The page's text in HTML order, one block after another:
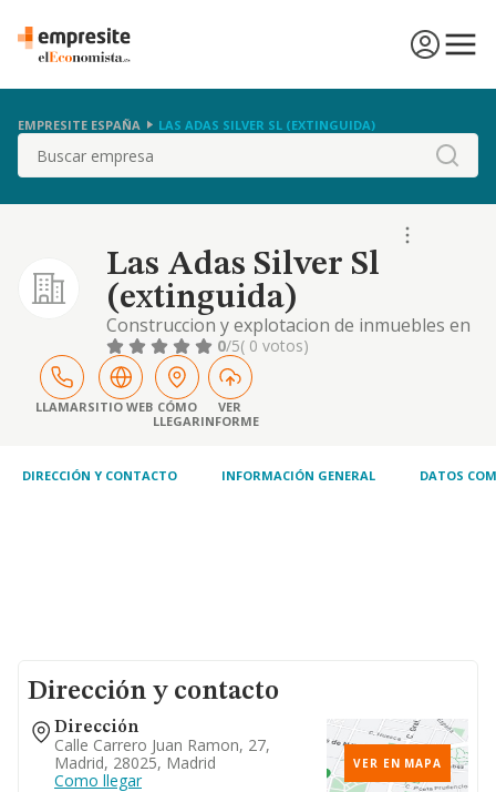
EMPRESITE ESPAÑA LAS ADAS SILVER SL (EXTINGUIDA)
Buscar
Las Adas Silver Sl
(extinguida)
Construccion y explotacion de inmuebles en
regimen de compraventa y alquiler, reforma
y rehabilitacion de los mismos; decoracion e
interiorismo
0/5( 0 votos)
LLAMARSITIO WEB CÓMO
LLEGAR
VER
INFORME
DIRECCIÓN Y CONTACTO INFORMACIÓN GENERAL DATOS
Dirección y contacto
Dirección
Calle Carrero Juan Ramon, 27,
Madrid, 28025, Madrid
Como llegar
VER EN MAPA